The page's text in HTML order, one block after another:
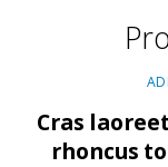
Cras
rhoncus